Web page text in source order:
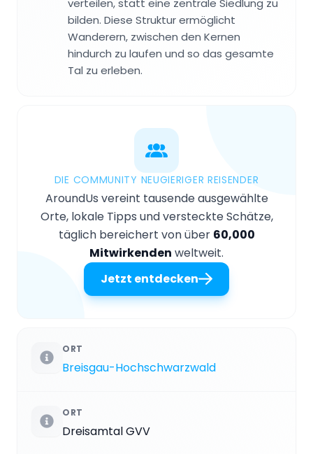
bilden. Diese Struktur ermöglicht
Wanderern, zwischen den Kernen
hindurch zu laufen und so das gesamte
Tal zu erleben.
DIE COMMUNITY NEUGIERIGER REISENDER
AroundUs vereint tausende ausgewählte
Orte, lokale Tipps und versteckte Schätze,
täglich bereichert von über 60,000
Mitwirkenden weltweit.
Jetzt entdecken
ORT
Breisgau-Hochschwarzwald
ORT
Dreisamtal GVV